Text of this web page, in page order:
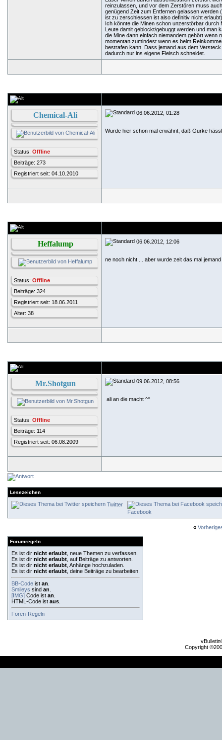
reinzulassen, und vor dem Zerstören muss
genügend Zeit zum Entfernen gelassen werden
ist zu zerschiessen ist also definitiv nicht
Ich könnte die Minen schon unzerstörbar durch
Leute damit geblockt/gebuggt werden und man
die Mine dann einfach niemandem gehört wenn
momentan zumindest wenn es beim
bestrafen kann. Dass jemand aus dem
dadurch nur ins eigene Fleisch schneidet.
Chemical-Ali
Status: Offline
Beiträge: 273
Registriert seit: 04.10.2010
06.06.2012, 01:28
Wurde hier schon mal erwähnt, daß Gurke
Heffalump
Status: Offline
Beiträge: 324
Registriert seit: 18.06.2011
Alter: 38
06.06.2012, 12:06
ne noch nicht ... aber wurde zeit das mal
Mr.Shotgun
Status: Offline
Beiträge: 114
Registriert seit: 06.08.2009
09.06.2012, 08:56
ali an die macht ^^
Lesezeichen
Twitter
Facebook
«
Forumregeln
Es ist dir nicht erlaubt , neue Themen zu verfassen.
Es ist dir nicht erlaubt , auf Beiträge zu antworten.
Es ist dir nicht erlaubt , Anhänge hochzuladen.
Es ist dir nicht erlaubt , deine Beiträge zu bearbeiten.
BB-Code ist an
Smileys sind an
[IMG] Code ist an
HTML-Code ist aus
Foren-Regeln
Copyright